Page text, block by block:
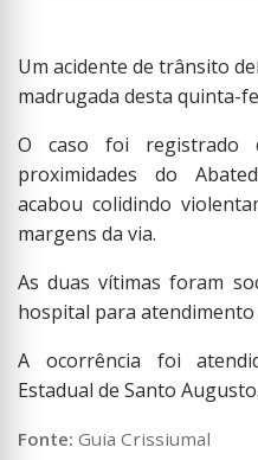
Um acidente de trânsito
madrugada desta quinta-
O caso foi registrado
proximidades do
acabou colidindo
margens da via.
As duas vítimas foram
hospital para atendimento
A ocorrência foi
Estadual de Santo Augusto.
Fonte: Guia Crissiumal